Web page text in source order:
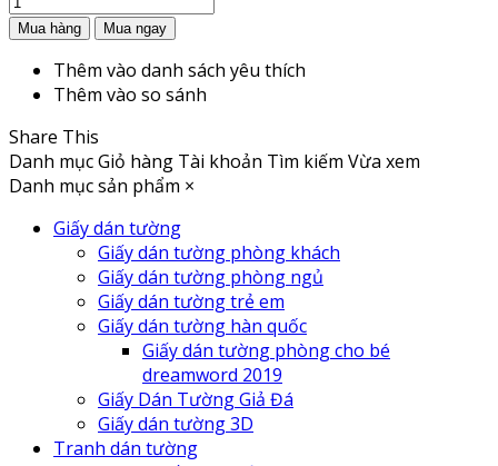
Thêm vào danh sách yêu thích
Thêm vào so sánh
Share This
Danh mụcGiỏ hàng Tài khoản Tìm kiếm Vừa xem
Danh mục sản phẩm ×
Giấy dán tường
Giấy dán tường phòng khách
Giấy dán tường phòng ngủ
Giấy dán tường trẻ em
Giấy dán tường hàn quốc
Giấy dán tường phòng cho bé
dreamword 2019
Giấy Dán Tường Giả Đá
Giấy dán tường 3D
Tranh dán tường